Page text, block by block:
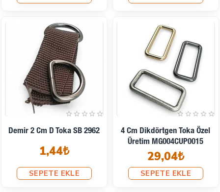
Demir 2 Cm D Toka SB 2962
1,44₺
SEPETE EKLE
4 Cm Dikdörtgen Toka Özel
Üretim MG004CUP0015
29,04₺
SEPETE EKLE